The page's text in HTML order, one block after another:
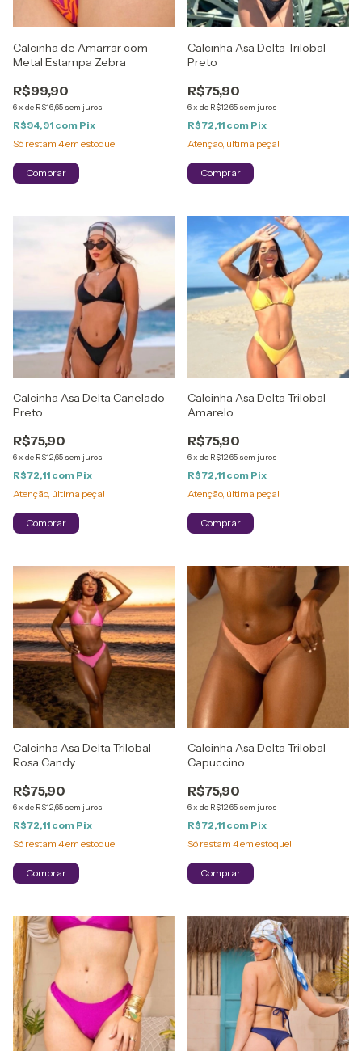
Calcinha de Amarrar com
Metal Estampa Zebra
R$99,90
6x de R$16,65 sem juros
R$94,91 com Pix
Só restam 4em estoque!
Comprar
Calcinha Asa Delta Trilobal
Preto
R$75,90
6x de R$12,65 sem juros
R$72,11 com Pix
Atenção, última peça!
Comprar
Calcinha Asa Delta Canelado
Preto
R$75,90
6x de R$12,65 sem juros
R$72,11 com Pix
Atenção, última peça!
Comprar
Calcinha Asa Delta Trilobal
Amarelo
R$75,90
6x de R$12,65 sem juros
R$72,11 com Pix
Atenção, última peça!
Comprar
Calcinha Asa Delta Trilobal
Rosa Candy
R$75,90
6x de R$12,65 sem juros
R$72,11 com Pix
Só restam 4em estoque!
Comprar
Calcinha Asa Delta Trilobal
Capuccino
R$75,90
6x de R$12,65 sem juros
R$72,11 com Pix
Só restam 4em estoque!
Comprar